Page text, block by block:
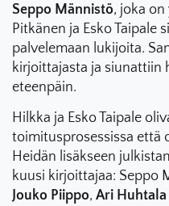
Seppo Männistö, joka
Pitkänen ja Esko Taipale
palvelemaan lukijoita.
kirjoittajasta ja siunattiin
eteenpäin.
Hilkka ja Esko Taipale
toimitusprosessissa että
Heidän lisäkseen
kuusi kirjoittajaa: Seppo
Jouko Piippo, Ari Huhtala